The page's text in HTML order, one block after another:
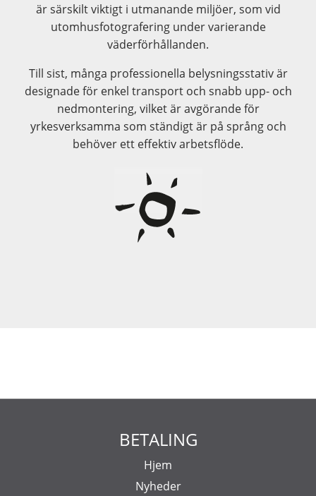
är särskilt viktigt i utmanande miljöer, som vid
utomhusfotografering under varierande
väderförhållanden.
Till sist, många professionella belysningsstativ är
designade för enkel transport och snabb upp- och
nedmontering, vilket är avgörande för
yrkesverksamma som ständigt är på språng och
behöver ett effektiv arbetsflöde.
BETALING
Hjem
Nyheder